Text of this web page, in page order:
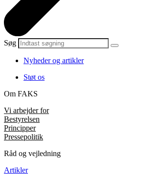
Søg
Nyheder og artikler
Støt os
Om FAKS
Vi arbejder for
Bestyrelsen
Principper
Pressepolitik
Råd og vejledning
Artikler